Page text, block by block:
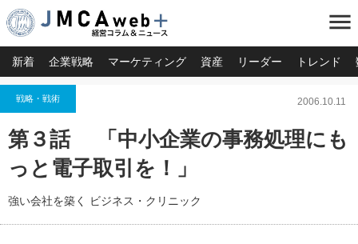
menu
新着 企業戦略 マーケティング 資産 リーダー トレンド
戦略・戦術 2006.10.11
第３話 「中小企業の事務処理にも
っと電子取引を！」
強い会社を築く ビジネス・クリニック